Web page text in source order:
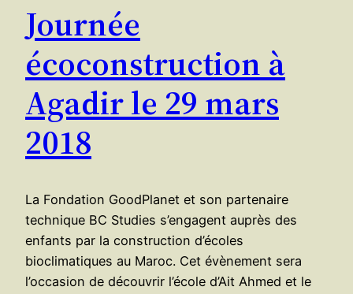
Journée
écoconstruction à
Agadir le 29 mars
2018
La Fondation GoodPlanet et son partenaire
technique BC Studies s’engagent auprès des
enfants par la construction d’écoles
bioclimatiques au Maroc. Cet évènement sera
l’occasion de découvrir l’école d’Ait Ahmed et le